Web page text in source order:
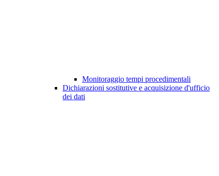
Monitoraggio tempi procedimentali
Dichiarazioni sostitutive e acquisizione d'ufficio
dei dati